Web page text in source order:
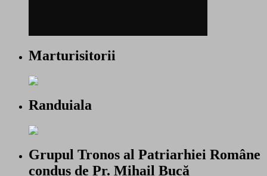
Marturisitorii
Randuiala
Grupul Tronos al Patriarhiei Române
condus de Pr. Mihail Bucă